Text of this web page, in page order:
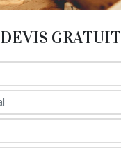
DEVIS GRATUIT